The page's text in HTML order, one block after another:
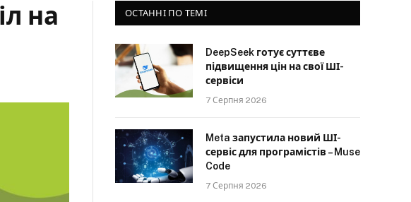
на
ОСТАННІ ПО ТЕМІ
DeepSeek готує суттєве
підвищення цін на свої ШІ-
сервіси
7 Серпня 2026
Meta запустила новий ШІ-
сервіс для програмістів – Muse
Code
7 Серпня 2026